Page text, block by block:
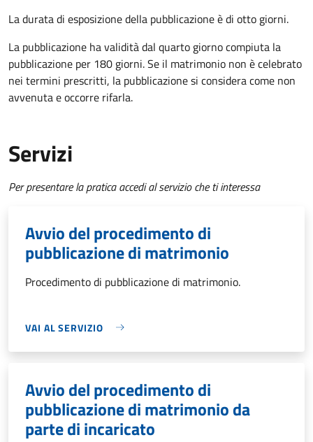
La durata di esposizione della pubblicazione è di otto giorni.
La pubblicazione ha validità dal quarto giorno compiuta la
pubblicazione per 180 giorni. Se il matrimonio non è celebrato
nei termini prescritti, la pubblicazione si considera come non
avvenuta e occorre rifarla.
Servizi
Per presentare la pratica accedi al servizio che ti interessa
Avvio del procedimento di
pubblicazione di matrimonio
Procedimento di pubblicazione di matrimonio.
VAI AL SERVIZIO
Avvio del procedimento di
pubblicazione di matrimonio da
parte di incaricato